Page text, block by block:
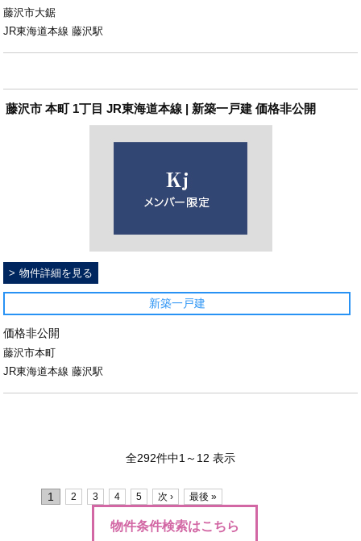
藤沢市大鋸
JR東海道本線 藤沢駅
藤沢市 本町 1丁目 JR東海道本線 | 新築一戸建 価格非公開
物件詳細を見る
新築一戸建
価格非公開
藤沢市本町
JR東海道本線 藤沢駅
全292件中1～12 表示
1 2 3 4 5 次 › 最後 »
物件条件検索はこちら